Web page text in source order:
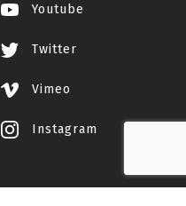
Youtube
Twitter
Vimeo
Instagram